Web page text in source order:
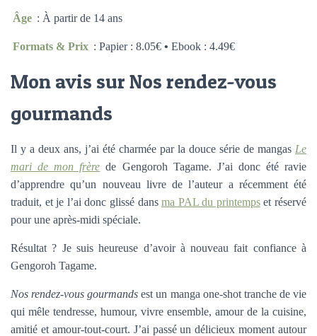
Âge : À partir de 14 ans
Formats & Prix : Papier : 8.05€• Ebook : 4.49€
Mon avis sur Nos rendez-vous
gourmands
Il y a deux ans, j’ai été charmée par la douce série de mangas Le
mari de mon frère de Gengoroh Tagame. J’ai donc été ravie
d’apprendre qu’un nouveau livre de l’auteur a récemment été
traduit, et je l’ai donc glissé dansma PAL du printempset réservé
pour une après-midi spéciale.
Résultat ? Je suis heureuse d’avoir à nouveau fait confiance à
Gengoroh Tagame.
Nos rendez-vous gourmands est un manga one-shot tranche de vie
qui mêle tendresse, humour, vivre ensemble, amour de la cuisine,
amitié et amour-tout-court. J’ai passé un délicieux moment autour